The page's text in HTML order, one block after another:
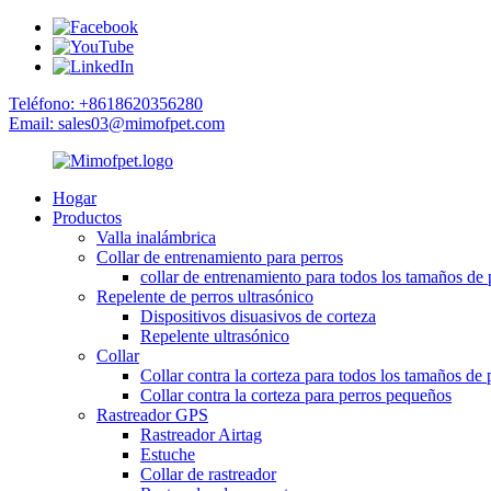
Teléfono: +8618620356280
Email: sales03@mimofpet.com
Hogar
Productos
Valla inalámbrica
Collar de entrenamiento para perros
collar de entrenamiento para todos los tamaños de
Repelente de perros ultrasónico
Dispositivos disuasivos de corteza
Repelente ultrasónico
Collar
Collar contra la corteza para todos los tamaños de
Collar contra la corteza para perros pequeños
Rastreador GPS
Rastreador Airtag
Estuche
Collar de rastreador